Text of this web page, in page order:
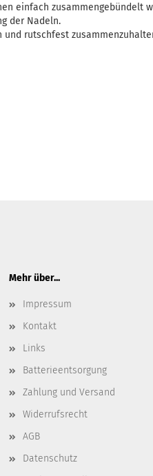
einfach zusammengebündelt
der Nadeln.
rutschfest
Mehr über...
Impressum
Kontakt
Links
Batterieentsorgung
Zahlung und Versand
Widerrufsrecht
AGB
Datenschutz